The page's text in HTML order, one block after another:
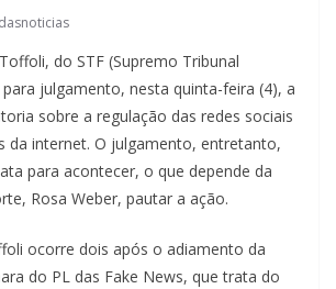
do STF (Supremo Tribunal
julgamento, nesta quinta-feira (4), a
sobre a regulação das redes sociais
da internet. O julgamento, entretanto,
para acontecer, o que depende da
Rosa Weber, pautar a ação.
ocorre dois após o adiamento da
do PL das Fake News, que trata do